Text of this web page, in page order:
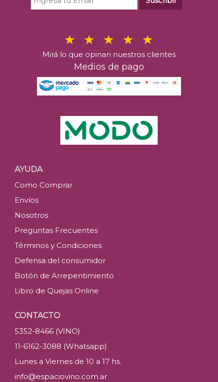
Mirá lo que opinan nuestros clientes
Medios de pago
AYUDA
Como Comprar
Envíos
Nosotros
Preguntas Frecuentes
Términos y Condiciones
Defensa del consumidor
Botón de Arrepentimiento
Libro de Quejas Online
CONTACTO
5352-8466 (VINO)
11-6162-3088 (Whatsapp)
Lunes a Viernes de 10 a 17 hs.
info@espaciovino.com.ar